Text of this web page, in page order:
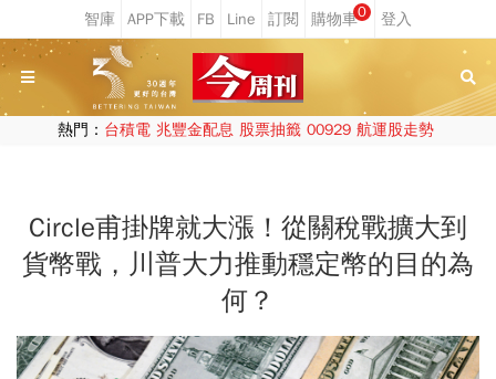
0
熱門： 台積電 兆豐金配息 股票抽籤 00929 航運股走勢
Circle甫掛牌就大漲！從關稅戰擴大到
貨幣戰，川普大力推動穩定幣的目的為
何？